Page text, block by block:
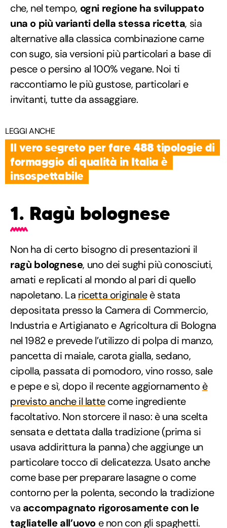
che, nel tempo, ogni regione ha sviluppato
una o più varianti della stessa ricetta, sia
alternative alla classica combinazione carne
con sugo, sia versioni più particolari a base di
pesce o persino al 100% vegane. Noi ti
raccontiamo le più gustose, particolari e
invitanti, tutte da assaggiare.
LEGGI ANCHE
Il vero segreto per fare 488 tipologie di
formaggio di qualità in Italia è
insospettabile
1. Ragù bolognese
Non ha di certo bisogno di presentazioni il
ragù bolognese, uno dei sughi più conosciuti,
amati e replicati al mondo al pari di quello
napoletano. La ricetta originaleè stata
depositata presso la Camera di Commercio,
Industria e Artigianato e Agricoltura di Bologna
nel 1982 e prevede l’utilizzo di polpa di manzo,
pancetta di maiale, carota gialla, sedano,
cipolla, passata di pomodoro, vino rosso, sale
e pepe e sì, dopo il recente aggiornamento è
previsto anche il lattecome ingrediente
facoltativo. Non storcere il naso: è una scelta
sensata e dettata dalla tradizione (prima si
usava addirittura la panna) che aggiunge un
particolare tocco di delicatezza. Usato anche
come base per preparare lasagne o come
contorno per la polenta, secondo la tradizione
va accompagnato rigorosamente con le
tagliatelle all’uovo e non con gli spaghetti.